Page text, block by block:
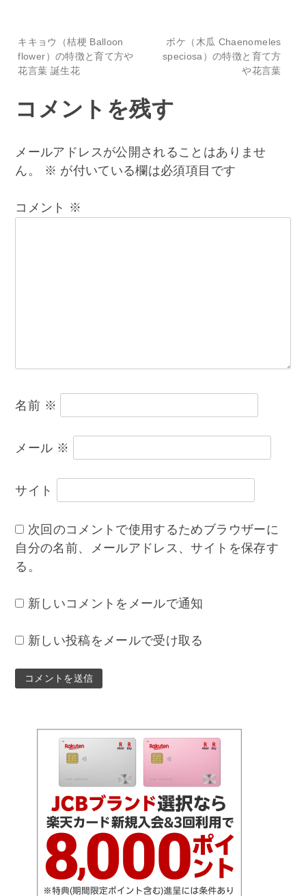
投
稿
ナ
ビ
ゲ
ー
キキョウ（桔梗 Balloon
flower）の特徴と育て方や
花言葉 誕生花
ボケ（木瓜 Chaenomeles
speciosa）の特徴と育て方
や花言葉
コメントを残す
メールアドレスが公開されることはありませ
ん。
※ が付いている欄は必須項目です
コメント ※
名前 ※
メール ※
サイト
次回のコメントで使用するためブラウザーに
自分の名前、メールアドレス、サイトを保存す
る。
新しいコメントをメールで通知
新しい投稿をメールで受け取る